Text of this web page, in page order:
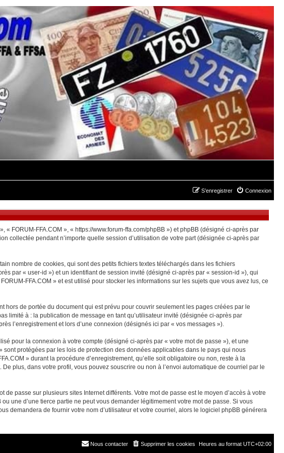
Connexion
S’enregistrer
FORUM-FFA.COM », « https://www.forum-ffa.com/phpBB ») et phpBB (désigné ci-après par
collectée pendant n’importe quelle session d’utilisation de votre part (désignée ci-après par
nombre de cookies, qui sont des petits fichiers textes téléchargés dans les fichiers
par « user-id ») et un identifiant de session invité (désigné ci-après par « session-id »), qui
FFA.COM » et est utilisé pour stocker les informations sur les sujets que vous avez lus, ce
de portée du document qui est prévu pour couvrir seulement les pages créées par le
limité à : la publication de message en tant qu’utilisateur invité (désignée ci-après par
l’enregistrement et lors d’une connexion (désignés ici par « vos messages »).
pour la connexion à votre compte (désigné ci-après par « votre mot de passe »), et une
protégées par les lois de protection des données applicables dans le pays qui nous
» durant la procédure d’enregistrement, qu’elle soit obligatoire ou non, reste à la
plus, dans votre profil, vous pouvez souscrire ou non à l’envoi automatique de courriel par le
passe sur plusieurs sites Internet différents. Votre mot de passe est le moyen d’accès à votre
une d’une tierce partie ne peut vous demander légitimement votre mot de passe. Si vous
demandera de fournir votre nom d’utilisateur et votre courriel, alors le logiciel phpBB générera
Heures au format UTC+02:00
Supprimer les cookies
Nous contacter